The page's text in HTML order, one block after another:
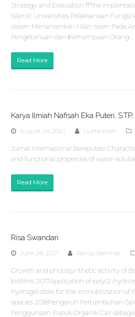
Strategy and Evaluation ffThe
Islamic Universities Pelaksanaan Fungsi
dalam Menanamkan Nilan Islam Pada
Pengetahuan dan Kemampuan Orang…
Read More
Karya Ilmiah Nafisah Eka Puteri, S.TP,
August 24, 2021 Nurfadillah
Jurnal Internasional Bereputasi
and functional properties of water-
Read More
Risa Swandari
June 28, 2021 Randy Rahmat
Growth and photosynthetic activity of
biofilms 2017Application of poly(2-
hydrogel disks for the immobilization of
species 2018Pengaruh Pertumbuhan
Penggunaan Pupuk Organik Cair